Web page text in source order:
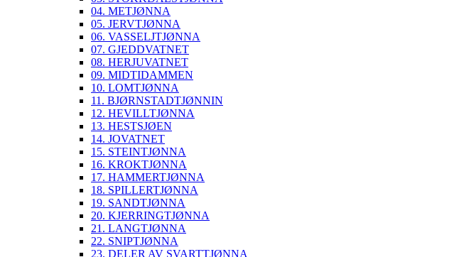
04. METJØNNA
05. JERVTJØNNA
06. VASSELJTJØNNA
07. GJEDDVATNET
08. HERJUVATNET
09. MIDTIDAMMEN
10. LOMTJØNNA
11. BJØRNSTADTJØNNIN
12. HEVILLTJØNNA
13. HESTSJØEN
14. JOVATNET
15. STEINTJØNNA
16. KROKTJØNNA
17. HAMMERTJØNNA
18. SPILLERTJØNNA
19. SANDTJØNNA
20. KJERRINGTJØNNA
21. LANGTJØNNA
22. SNIPTJØNNA
23. DELER AV SVARTTJØNNA